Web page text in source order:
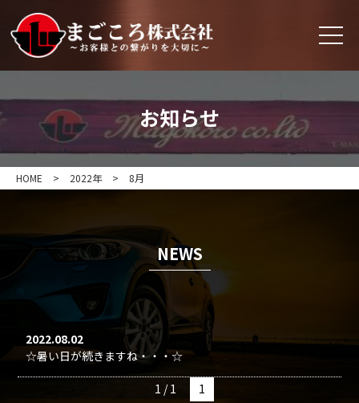
お知らせ
HOME > 2022年 > 8月
NEWS
2022.08.02
☆暑い日が続きますね・・・☆
1 / 1 1